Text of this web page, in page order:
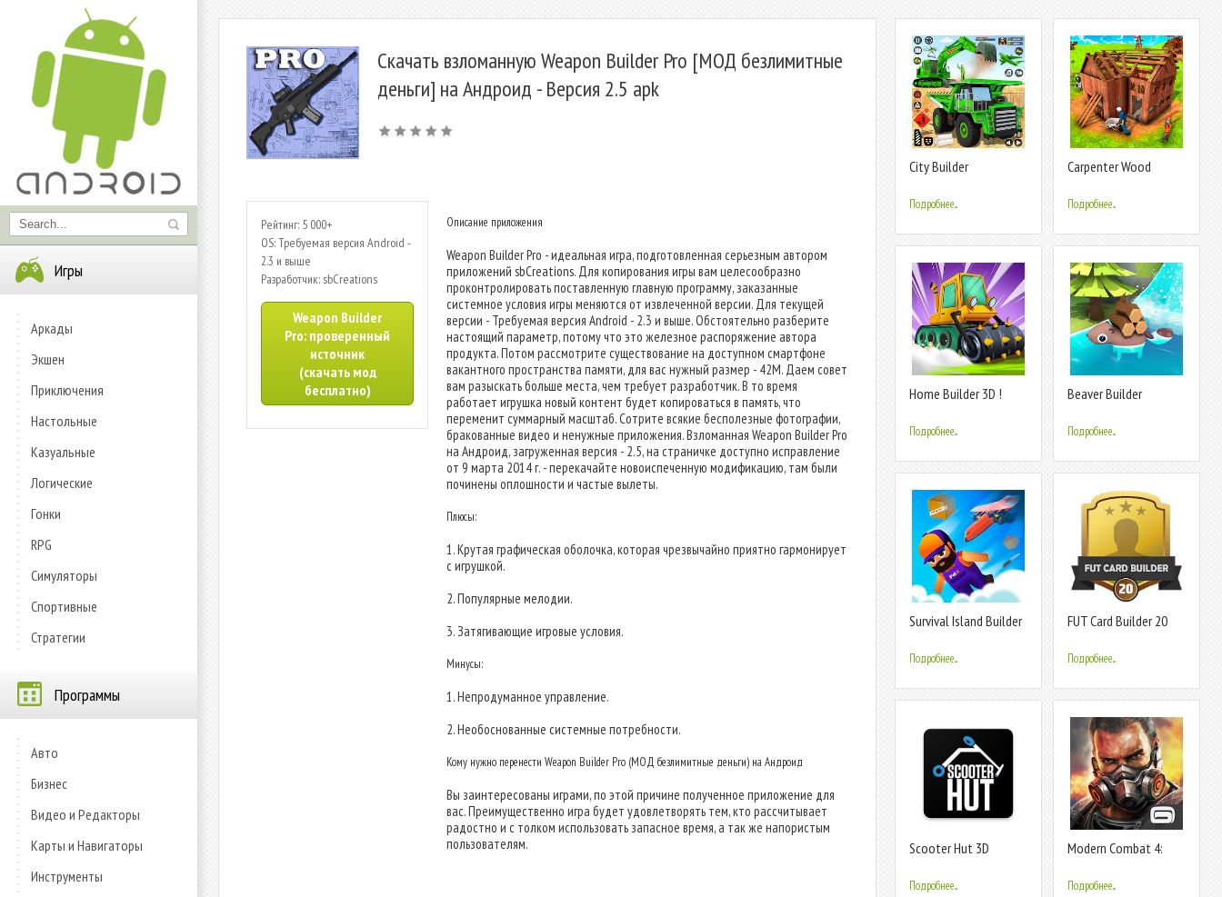
Игры
Аркады
Экшен
Приключения
Настольные
Казуальные
Логические
Гонки
RPG
Симуляторы
Спортивные
Стратегии
Программы
Авто
Бизнес
Видео и Редакторы
Карты и Навигаторы
Инструменты
Скачать взломанную Weapon Builder Pro [МОД безлимитные
деньги] на Андроид - Версия 2.5 apk
Рейтинг: 5 000+
OS: Требуемая версия Android -
2.3 и выше
Разработчик: sbCreations
Weapon Builder
Pro: проверенный
источник
(скачать мод
бесплатно)
Описание приложения
Weapon Builder Pro - идеальная игра, подготовленная серьезным автором
приложений sbCreations. Для копирования игры вам целесообразно
проконтролировать поставленную главную программу, заказанные
системное условия игры меняются от извлеченной версии. Для текущей
версии - Требуемая версия Android - 2.3 и выше. Обстоятельно разберите
настоящий параметр, потому что это железное распоряжение автора
продукта. Потом рассмотрите существование на доступном смартфоне
вакантного пространства памяти, для вас нужный размер - 42M. Даем совет
вам разыскать больше места, чем требует разработчик. В то время
работает игрушка новый контент будет копироваться в память, что
переменит суммарный масштаб. Сотрите всякие бесполезные фотографии,
бракованные видео и ненужные приложения. Взломанная Weapon Builder Pro
на Андроид, загруженная версия - 2.5, на страничке доступно исправление
от 9 марта 2014 г. - перекачайте новоиспеченную модификацию, там были
починены оплошности и частые вылеты.
Плюсы:
1. Крутая графическая оболочка, которая чрезвычайно приятно гармонирует
с игрушкой.
2. Популярные мелодии.
3. Затягивающие игровые условия.
Минусы:
1. Непродуманное управление.
2. Необоснованные системные потребности.
Кому нужно перенести Weapon Builder Pro (МОД безлимитные деньги) на Андроид
Вы заинтересованы играми, по этой причине полученное приложение для
вас. Преимущественно игра будет удовлетворять тем, кто рассчитывает
радостно и с толком использовать запасное время, а так же напористым
пользователям.
City Builder
Подробнее...
Carpenter Wood
Подробнее...
Home Builder 3D !
Подробнее...
Beaver Builder
Подробнее...
Survival Island Builder
Подробнее...
FUT Card Builder 20
Подробнее...
Scooter Hut 3D
Подробнее...
Modern Combat 4:
Подробнее...